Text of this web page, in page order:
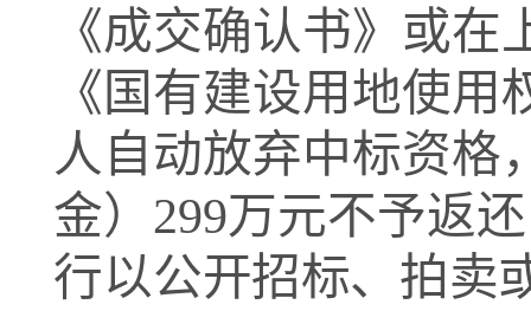
《成交确认书》 或在
《国有建设用地使
人自动放弃中标资格
金） 299万元不予返
行以公开招标、拍卖